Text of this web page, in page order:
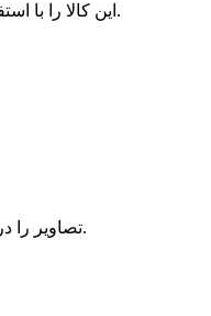
این کالا را با استفاده از کلمات کوتاه و ساده توضیح دهید.
تصاویر را در اینجا رها کنید و یا برای آپلود کلیک کنید.